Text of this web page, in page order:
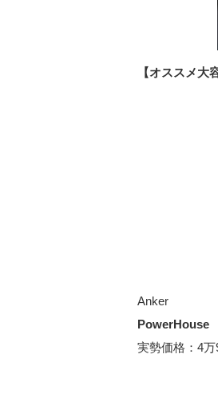
【オススメ大
Anker
PowerHouse
実勢価格：4万